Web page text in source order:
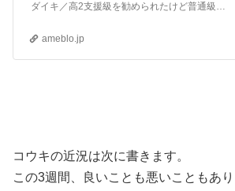
ダイキ／高2支援級を勧められたけど普通級のまま コウキ／小3小3から情緒支援級ADHD(不注意優勢？)自閉症スペクトラム(弱め？) WISC-Ⅳ知能検査の…
ameblo.jp
コウキの近況は次に書きます。
この3週間、良いことも悪いこともあ